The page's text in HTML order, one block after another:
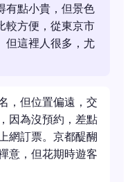
有點小貴，但景色
較方便，從東京市
但這裡人很多，尤
，但位置偏遠，交
因為沒預約，差點
網訂票。京都醍醐
意，但花期時遊客